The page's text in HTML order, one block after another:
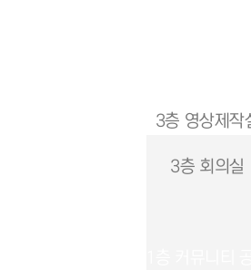
3층 영상제작
3층 회의실